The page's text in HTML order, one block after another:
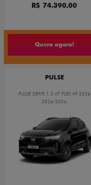
R$ 74.390,00
Quero agora!
PULSE
PULSE DRIVE 1.3 AT FLEX 4P 2026
2026/2026